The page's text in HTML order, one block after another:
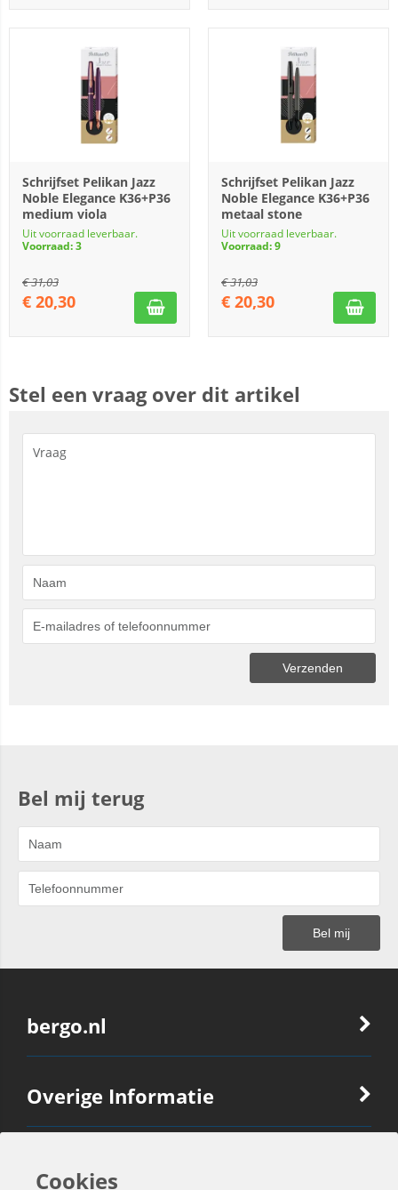
Schrijfset Pelikan Jazz
Noble Elegance K36+P36
medium viola
Uit voorraad leverbaar.
Voorraad: 3
€31,03
€ 20,30
Schrijfset Pelikan Jazz
Noble Elegance K36+P36
metaal stone
Uit voorraad leverbaar.
Voorraad: 9
€31,03
€ 20,30
Stel een vraag over dit artikel
Bel mij terug
bergo.nl
Overige Informatie
Ook Interessant
Cookies